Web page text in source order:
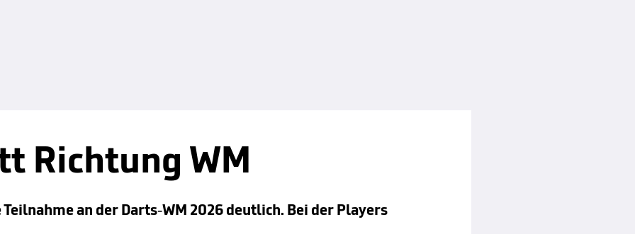
Richtung WM
an der Darts-WM 2026 deutlich. Bei der Players